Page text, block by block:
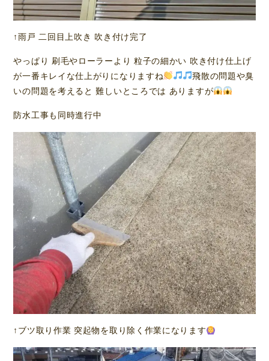
↑雨戸 二回目上吹き 吹き付け完了
やっぱり 刷毛やローラーより 粒子の細かい 吹き付け仕上げ
が一番キレイな仕上がりになりますね
飛散の問題や臭
いの問題を考えると 難しいところでは ありますが
防水工事も同時進行中
↑ブツ取り作業 突起物を取り除く作業になります